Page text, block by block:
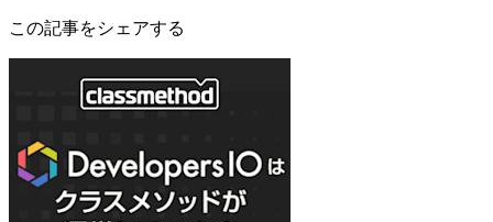
この記事をシェアする